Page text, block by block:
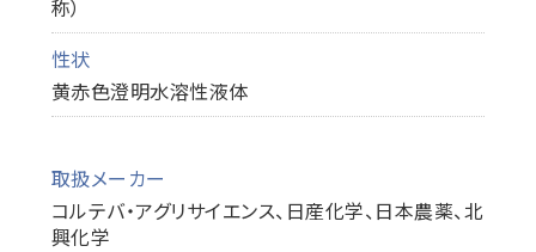
称）
性状
黄赤色澄明水溶性液体
取扱メーカー
コルテバ・アグリサイエンス、日産化学、日本農薬、北
興化学